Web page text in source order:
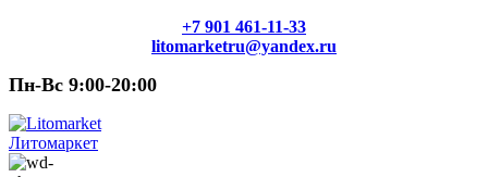
+7 901 461-11-33
litomarketru@yandex.ru
Пн-Вс 9:00-20:00